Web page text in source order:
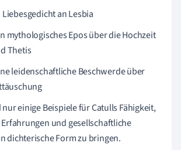
Liebesgedicht an Lesbia
mythologisches Epos über die Hochzeit
Thetis
leidenschaftliche Beschwerde über
nur einige Beispiele für Catulls Fähigkeit,
und gesellschaftliche
dichterische Form zu bringen.